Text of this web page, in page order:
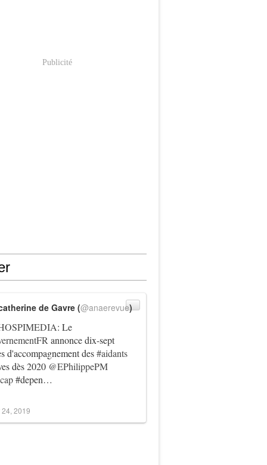
Publicité
: Le
annonce dix-sept
d'accompagnement des#aidants
dès 2020 @EPhilippePM
#depen…
de Gavre (@anaerevue)
2019